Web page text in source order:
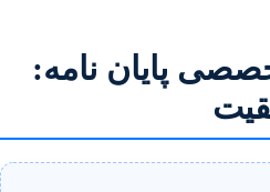
پایان نامه: